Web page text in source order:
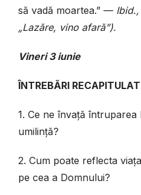
să vadă moartea.” —
„Lazăre, vino afară”).
Vineri 3 iunie
ÎNTREBĂRI
1. Ce ne învață întruparea
umilință?
2. Cum poate reflecta
pe cea a Domnului?